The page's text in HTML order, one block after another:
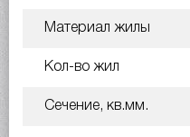
Материал жилы
Кол-во жил
Сечение, кв.мм.